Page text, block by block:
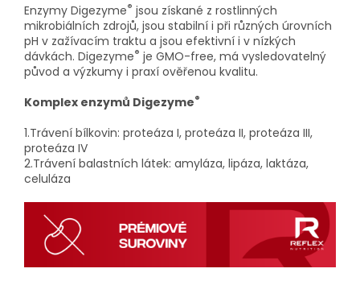
Enzymy Digezyme® jsou získané z rostlinných
mikrobiálních zdrojů, jsou stabilní i při různých úrovních
pH v zažívacím traktu a jsou efektivní i v nízkých
dávkách. Digezyme® je GMO-free, má vysledovatelný
původ a výzkumy i praxí ověřenou kvalitu.
Komplex enzymů Digezyme®
1.Trávení bílkovin: proteáza I, proteáza II, proteáza III,
proteáza IV
2.Trávení balastních látek: amyláza, lipáza, laktáza,
celuláza